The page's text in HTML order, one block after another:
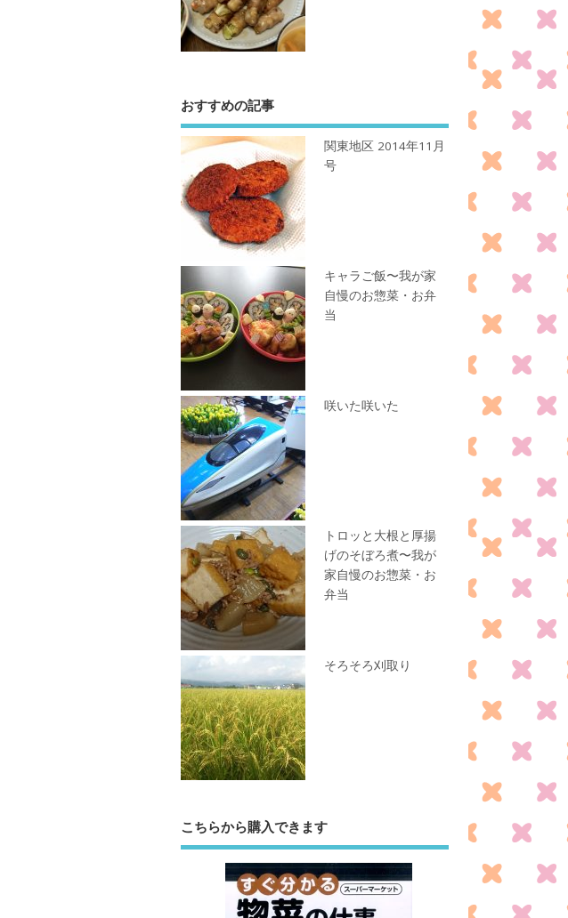
おすすめの記事
関東地区 2014年11月
号
キャラご飯〜我が家
自慢のお惣菜・お弁
当
咲いた咲いた
トロッと大根と厚揚
げのそぼろ煮〜我が
家自慢のお惣菜・お
弁当
そろそろ刈取り
こちらから購入できます